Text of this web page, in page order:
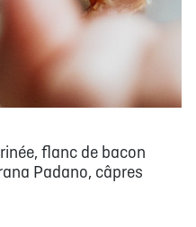
flanc de bacon
Padano, câpres